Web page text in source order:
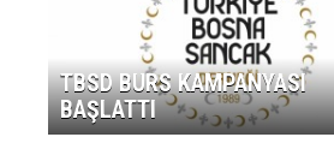
TBSD BURS KAMPANYASI
BAŞLATTI